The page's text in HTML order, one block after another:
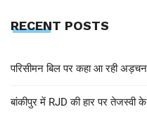
RECENT POSTS
परिसीमन बिल पर कहा आ रही
बांकीपुर में RJD की हार पर तेजस्वी के